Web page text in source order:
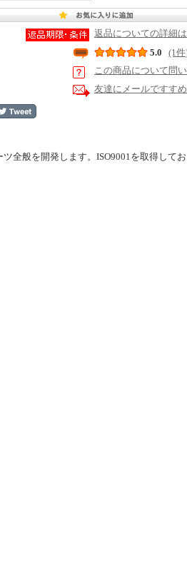
返品についての詳細
5.0
(1件
この商品について問
友達にメールですす
全般を開発します。ISO9001を取得して